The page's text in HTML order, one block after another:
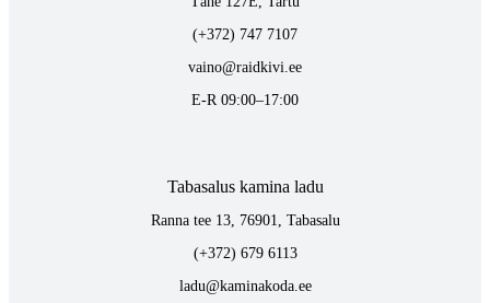
(+372) 747 7107
vaino@raidkivi.ee
E-R 09:00–17:00
Tabasalus kamina ladu
Ranna tee 13, 76901, Tabasalu
(+372) 679 6113
ladu@kaminakoda.ee